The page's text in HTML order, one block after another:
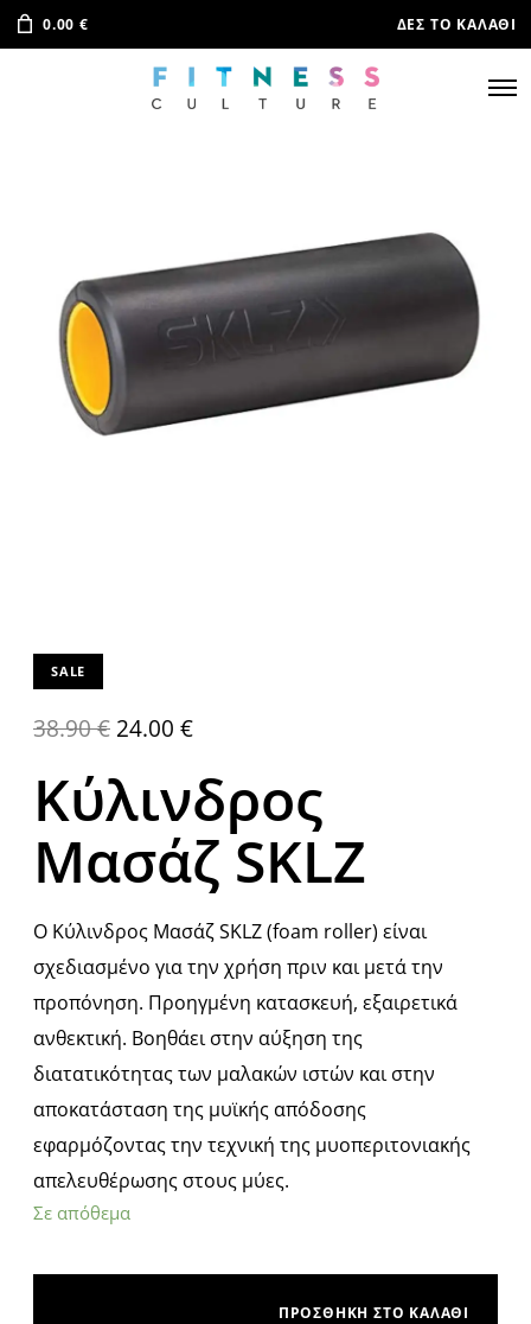
0.00 € ΔΕΣ ΤΟ ΚΑΛΆΘΙ
SALE
38.90€ 24.00 €
Κύλινδρος
Μασάζ SKLZ
Ο Κύλινδρος Μασάζ SKLZ (foam roller) είναι
σχεδιασμένο για την χρήση πριν και μετά την
προπόνηση. Προηγμένη κατασκευή, εξαιρετικά
ανθεκτική. Βοηθάει στην αύξηση της
διατατικότητας των μαλακών ιστών και στην
αποκατάσταση της μυϊκής απόδοσης
εφαρμόζοντας την τεχνική της μυοπεριτονιακής
απελευθέρωσης στους μύες.
Σε απόθεμα
ΠΡΟΣΘΉΚΗ ΣΤΟ ΚΑΛΆΘΙ